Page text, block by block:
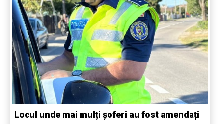
Locul unde mai mulți șoferi au fost amendați